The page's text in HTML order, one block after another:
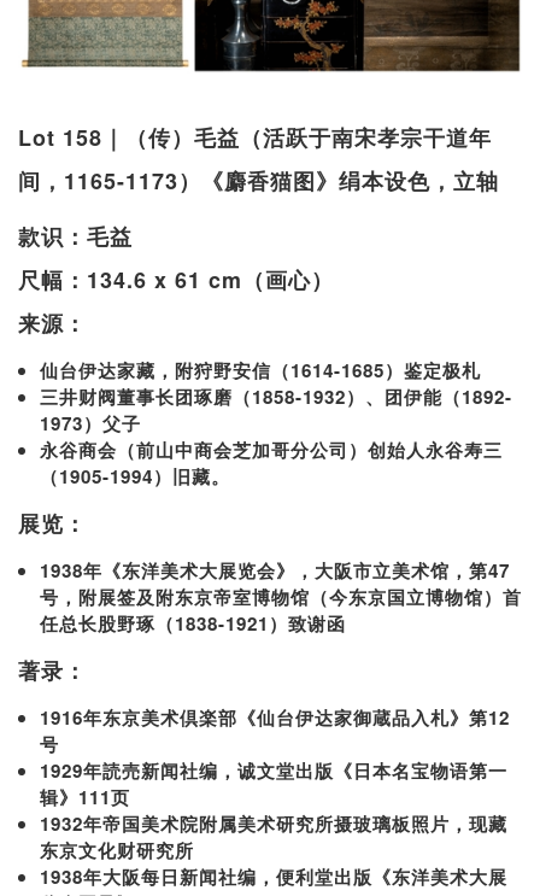
Lot 158｜（传）毛益（活跃于南宋孝宗干道年
间，1165-1173）《麝香猫图》绢本设色，立轴
款识：毛益
尺幅：134.6 x 61 cm（画心）
来源：
仙台伊达家藏，附狩野安信（1614-1685）鉴定极札
三井财阀董事长团琢磨（1858-1932）、团伊能（1892-
1973）父子
永谷商会（前山中商会芝加哥分公司）创始人永谷寿三
（1905-1994）旧藏。
展览：
1938年《东洋美术大展览会》，大阪市立美术馆，第47
号，附展签及附东京帝室博物馆（今东京国立博物馆）首
任总长股野琢（1838-1921）致谢函
著录：
1916年东京美术倶楽部《仙台伊达家御蔵品入札》第12
号
1929年読売新闻社编，诚文堂出版《日本名宝物语第一
辑》111页
1932年帝国美术院附属美术研究所摄玻璃板照片，现藏
东京文化财研究所
1938年大阪每日新闻社编，便利堂出版《东洋美术大展